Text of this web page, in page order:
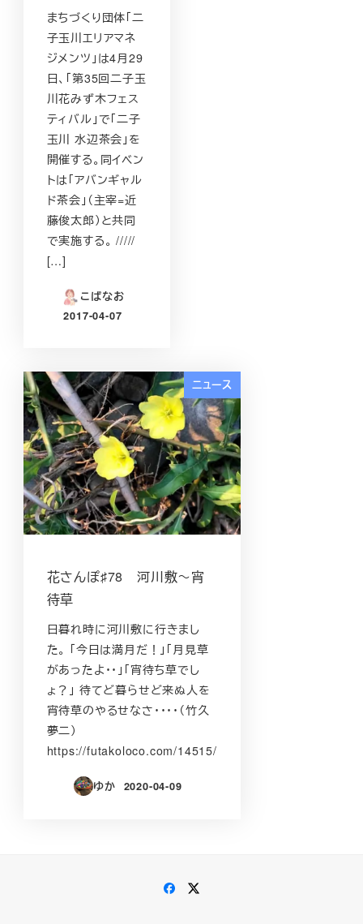
まちづくり団体「二
子玉川エリアマネ
ジメンツ」は4月29
日、「第35回二子玉
川花みず木フェス
ティバル」で「二子
玉川 水辺茶会」を
開催する。同イベン
トは「アバンギャル
ド茶会」（主宰=近
藤俊太郎）と共同
で実施する。 /////
[…]
こばなお
投稿日
2017-04-07
ニュース
花さんぽ♯78 河川敷～宵
待草
日暮れ時に河川敷に行きまし
た。 「今日は満月だ！」「月見草
があったよ・・」「宵待ち草でし
ょ？」 待てど暮らせど来ぬ人を
宵待草のやるせなさ・・・・（竹久
夢二）
https://futakoloco.com/14515/
ゆか
投稿日
2020-04-09
Facebook